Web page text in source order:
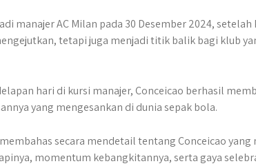
manajer AC Milan pada 30 Desember 2024, setelah
tetapi juga menjadi titik balik bagi klub
hari di kursi manajer, Conceicao berhasil
yang mengesankan di dunia sepak bola.​
secara mendetail tentang Conceicao yang
momentum kebangkitannya, serta gaya